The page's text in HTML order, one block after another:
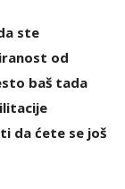
ste
od
baš tada
da ćete se još